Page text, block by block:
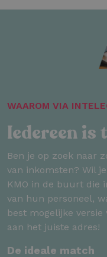
WAAROM VIA
Iedereen is
Ben je op zoek naar
van inkomsten? Wil
KMO in de buurt die
van hun personeel,
best mogelijke
aan het juiste adres!
De ideale match